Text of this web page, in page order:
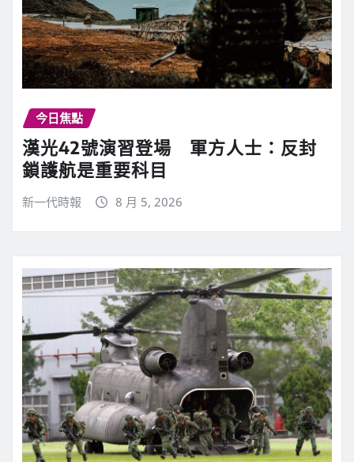
今日焦點
漢光42號演習登場 軍方人士：反封
鎖護航是重要科目
新一代時報 8 月 5, 2026